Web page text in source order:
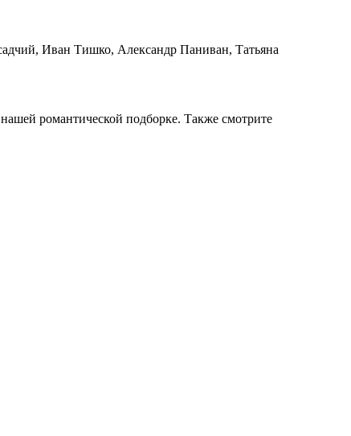
Иван Тишко, Александр Паниван, Татьяна
романтической подборке. Также смотрите